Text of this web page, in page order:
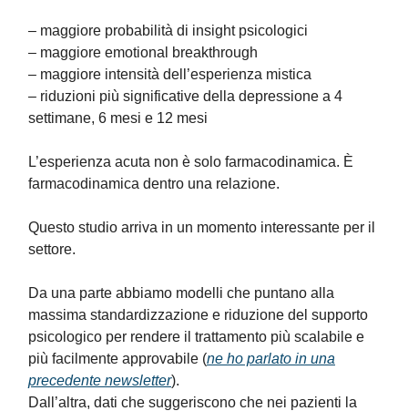
– maggiore probabilità di insight psicologici
– maggiore emotional breakthrough
– maggiore intensità dell’esperienza mistica
– riduzioni più significative della depressione a 4
settimane, 6 mesi e 12 mesi
L’esperienza acuta non è solo farmacodinamica. È
farmacodinamica dentro una relazione.
Questo studio arriva in un momento interessante per il
settore.
Da una parte abbiamo modelli che puntano alla
massima standardizzazione e riduzione del supporto
psicologico per rendere il trattamento più scalabile e
più facilmente approvabile (ne ho parlato in una
precedente newsletter).
Dall’altra, dati che suggeriscono che nei pazienti la